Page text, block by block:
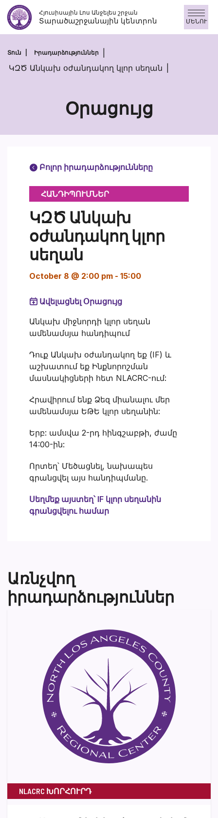
Skip
to
content
Հյուսիսային Լոս Անջելես շրջան
Տարածաշրջանային կենտրոն ՄԵՆՈՒ
Տուն Իրադարձություններ
ԿԶԾ Անկախ օժանդակող կլոր սեղան
Օրացույց
Բոլոր իրադարձությունները
ՀԱՆԴԻՊՈՒՄՆԵՐ
ԿԶԾ Անկախ
օժանդակող կլոր
սեղան
October 8 @ 2:00 pm - 15:00
Ավելացնել Օրացույց
Անկախ միջնորդի կլոր սեղան
ամենամսյա հանդիպում
Դուք Անկախ օժանդակող եք (IF) և
աշխատում եք Ինքնորոշման
մասնակիցների հետ NLACRC-ում:
Հրավիրում ենք Ձեզ միանալու մեր
ամենամսյա ԵԹԵ կլոր սեղանին:
Երբ: ամսվա 2-րդ հինգշաբթի, ժամը
14:00-ին:
Որտեղ՝ Մեծացնել, նախապես
գրանցվել այս հանդիպմանը.
Սեղմեք այստեղ՝ IF կլոր սեղանին
գրանցվելու համար
Առնչվող
իրադարձություններ
NLACRC ԽՈՐՀՈՒՐԴ